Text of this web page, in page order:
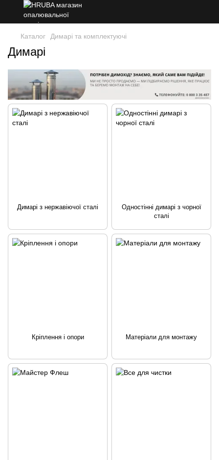
Каталог Димарі та комплектуючі
Димарі
Димарі з нержавіючої сталі
Одностінні димарі з чорної
сталі
Кріплення і опори Матеріали для монтажу